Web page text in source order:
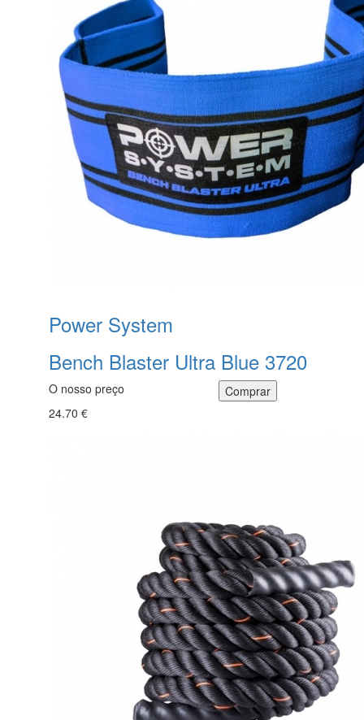
Power System
Bench Blaster Ultra Blue 3720
O nosso preço
24.70 €